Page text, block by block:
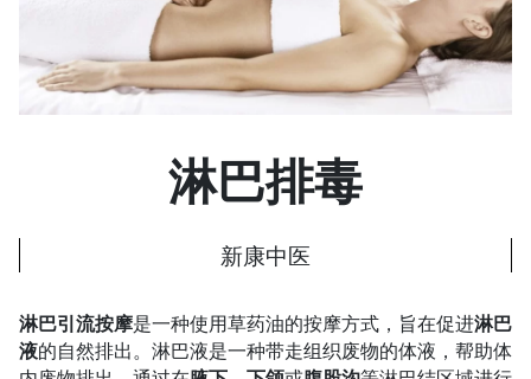
淋巴排毒
新康中医
淋巴引流按摩是一种使用草药油的按摩方式，旨在促进淋巴
液的自然排出。淋巴液是一种带走组织废物的体液，帮助体